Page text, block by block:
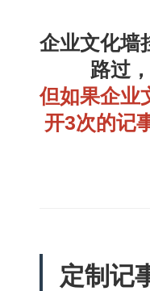
企业文化墙
路过
但如果企业
开3次的记
定制记